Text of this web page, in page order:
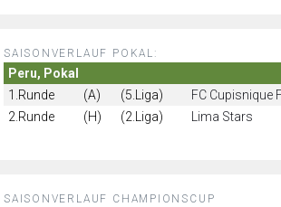
SAISONVERLAUF POKAL:
Peru, Pokal
1.Runde
(A) (5.Liga) FC Cupisnique
2.Runde
(H) (2.Liga) Lima Stars
SAISONVERLAUF CHAMPIONSCUP